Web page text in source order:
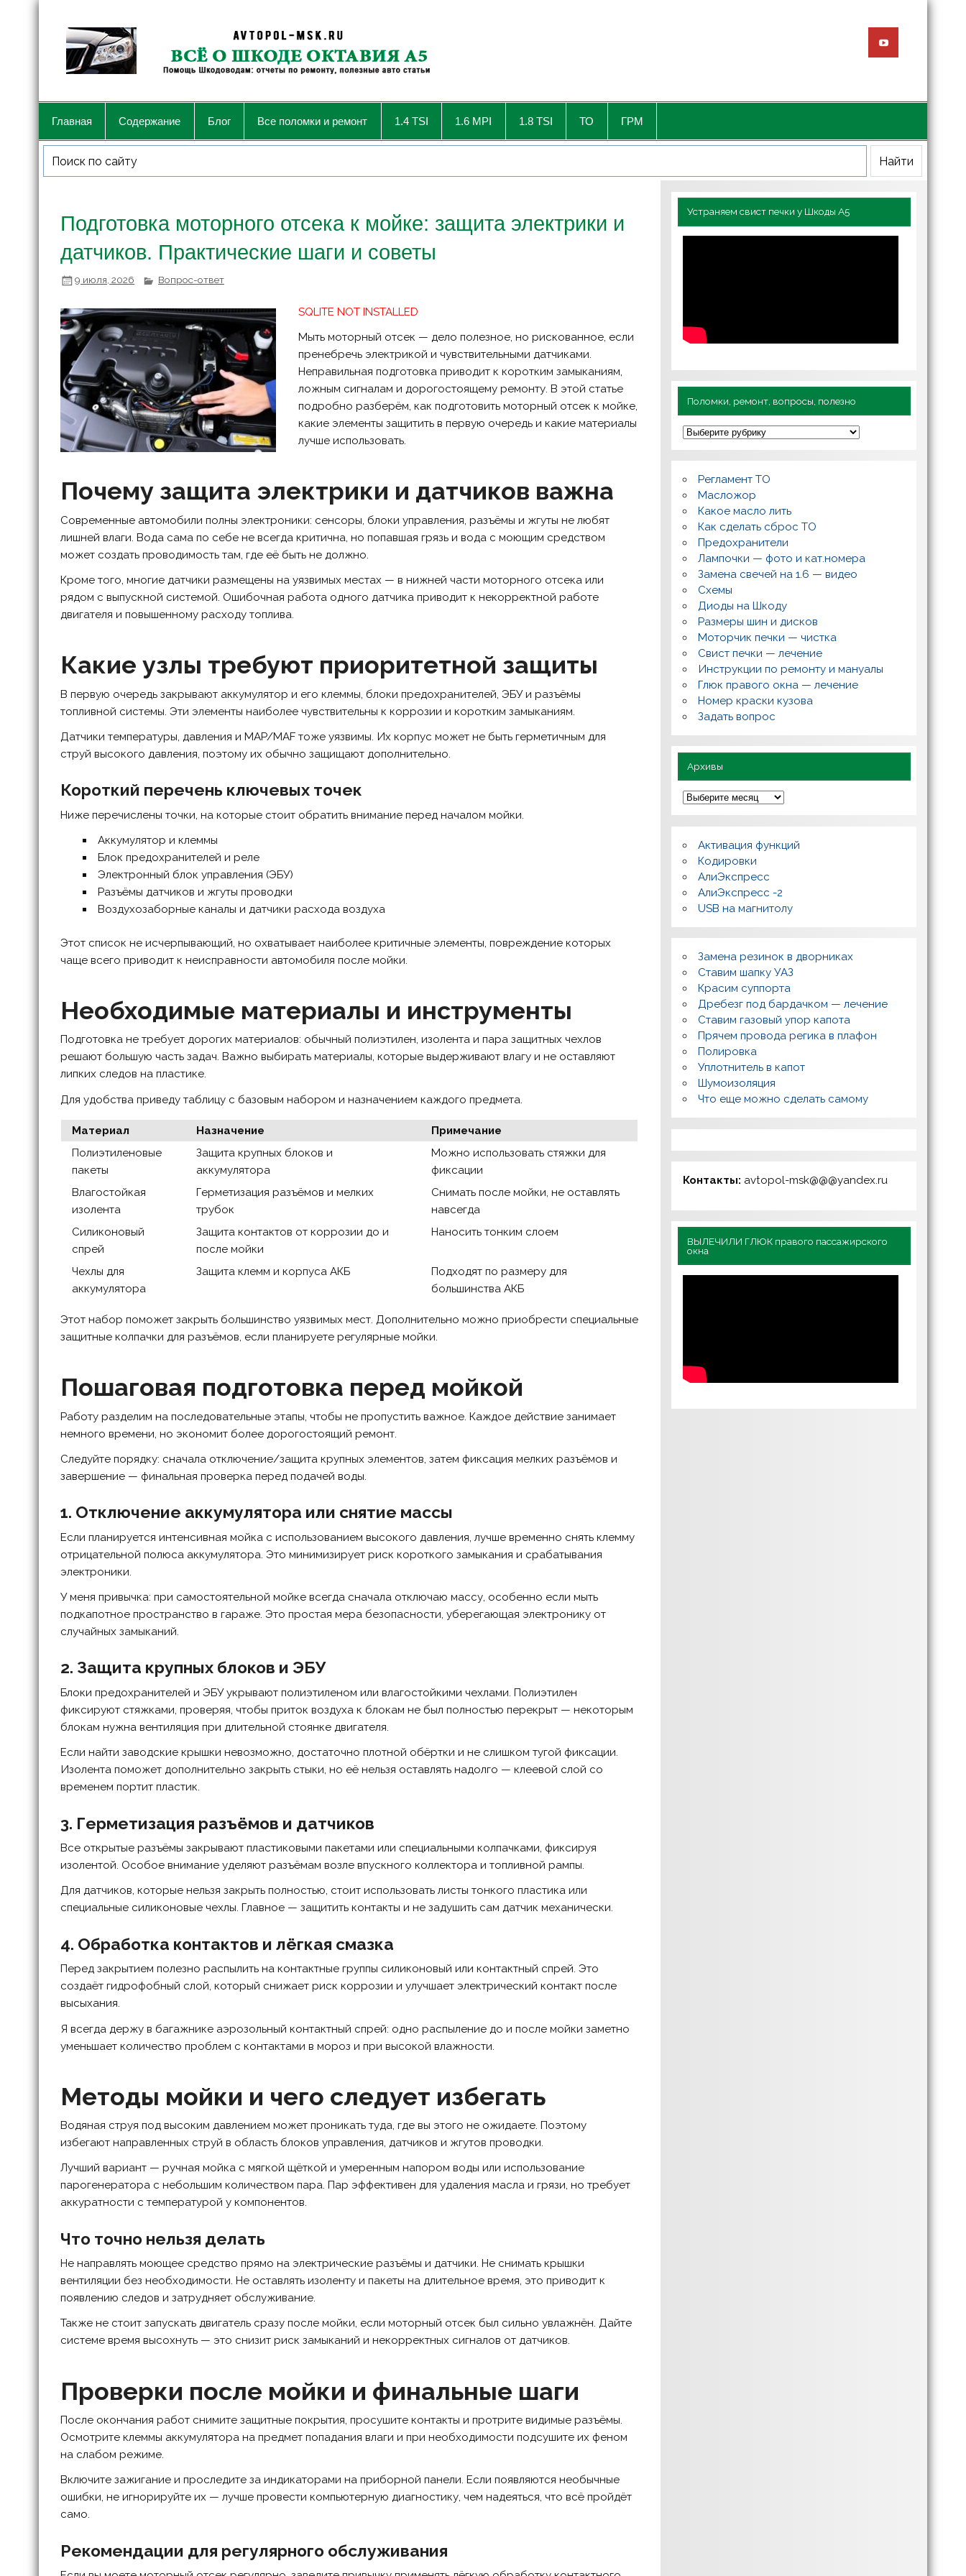
Главная Содержание Блог Все поломки и ремонт 1.4 TSI 1.6 MPI 1.8 TSI ТО ГРМ
Подготовка моторного отсека к мойке: защита электрики и
датчиков. Практические шаги и советы
9 июля, 2026 Вопрос-ответ
SQLITE NOT INSTALLED
Мыть моторный отсек — дело полезное, но рискованное, если
пренебречь электрикой и чувствительными датчиками.
Неправильная подготовка приводит к коротким замыканиям,
ложным сигналам и дорогостоящему ремонту. В этой статье
подробно разберём, как подготовить моторный отсек к мойке,
какие элементы защитить в первую очередь и какие материалы
лучше использовать.
Почему защита электрики и датчиков важна
Современные автомобили полны электроники: сенсоры, блоки управления, разъёмы и жгуты не любят
лишней влаги. Вода сама по себе не всегда критична, но попавшая грязь и вода с моющим средством
может создать проводимость там, где её быть не должно.
Кроме того, многие датчики размещены на уязвимых местах — в нижней части моторного отсека или
рядом с выпускной системой. Ошибочная работа одного датчика приводит к некорректной работе
двигателя и повышенному расходу топлива.
Какие узлы требуют приоритетной защиты
В первую очередь закрывают аккумулятор и его клеммы, блоки предохранителей, ЭБУ и разъёмы
топливной системы. Эти элементы наиболее чувствительны к коррозии и коротким замыканиям.
Датчики температуры, давления и MAP/MAF тоже уязвимы. Их корпус может не быть герметичным для
струй высокого давления, поэтому их обычно защищают дополнительно.
Короткий перечень ключевых точек
Ниже перечислены точки, на которые стоит обратить внимание перед началом мойки.
Аккумулятор и клеммы
Блок предохранителей и реле
Электронный блок управления (ЭБУ)
Разъёмы датчиков и жгуты проводки
Воздухозаборные каналы и датчики расхода воздуха
Этот список не исчерпывающий, но охватывает наиболее критичные элементы, повреждение которых
чаще всего приводит к неисправности автомобиля после мойки.
Необходимые материалы и инструменты
Подготовка не требует дорогих материалов: обычный полиэтилен, изолента и пара защитных чехлов
решают большую часть задач. Важно выбирать материалы, которые выдерживают влагу и не оставляют
липких следов на пластике.
Для удобства приведу таблицу с базовым набором и назначением каждого предмета.
Материал Назначение
Примечание
Полиэтиленовые
пакеты
Защита крупных блоков и
аккумулятора
Можно использовать стяжки для
фиксации
Влагостойкая
изолента
Герметизация разъёмов и мелких
трубок
Снимать после мойки, не оставлять
навсегда
Силиконовый
спрей
Защита контактов от коррозии до и
после мойки
Наносить тонким слоем
Чехлы для
аккумулятора
Защита клемм и корпуса АКБ
Подходят по размеру для
большинства АКБ
Этот набор поможет закрыть большинство уязвимых мест. Дополнительно можно приобрести специальные
защитные колпачки для разъёмов, если планируете регулярные мойки.
Пошаговая подготовка перед мойкой
Работу разделим на последовательные этапы, чтобы не пропустить важное. Каждое действие занимает
немного времени, но экономит более дорогостоящий ремонт.
Следуйте порядку: сначала отключение/защита крупных элементов, затем фиксация мелких разъёмов и
завершение — финальная проверка перед подачей воды.
1. Отключение аккумулятора или снятие массы
Если планируется интенсивная мойка с использованием высокого давления, лучше временно снять клемму
отрицательной полюса аккумулятора. Это минимизирует риск короткого замыкания и срабатывания
электроники.
У меня привычка: при самостоятельной мойке всегда сначала отключаю массу, особенно если мыть
подкапотное пространство в гараже. Это простая мера безопасности, уберегающая электронику от
случайных замыканий.
2. Защита крупных блоков и ЭБУ
Блоки предохранителей и ЭБУ укрывают полиэтиленом или влагостойкими чехлами. Полиэтилен
фиксируют стяжками, проверяя, чтобы приток воздуха к блокам не был полностью перекрыт — некоторым
блокам нужна вентиляция при длительной стоянке двигателя.
Если найти заводские крышки невозможно, достаточно плотной обёртки и не слишком тугой фиксации.
Изолента поможет дополнительно закрыть стыки, но её нельзя оставлять надолго — клеевой слой со
временем портит пластик.
3. Герметизация разъёмов и датчиков
Все открытые разъёмы закрывают пластиковыми пакетами или специальными колпачками, фиксируя
изолентой. Особое внимание уделяют разъёмам возле впускного коллектора и топливной рампы.
Для датчиков, которые нельзя закрыть полностью, стоит использовать листы тонкого пластика или
специальные силиконовые чехлы. Главное — защитить контакты и не задушить сам датчик механически.
4. Обработка контактов и лёгкая смазка
Перед закрытием полезно распылить на контактные группы силиконовый или контактный спрей. Это
создаёт гидрофобный слой, который снижает риск коррозии и улучшает электрический контакт после
высыхания.
Я всегда держу в багажнике аэрозольный контактный спрей: одно распыление до и после мойки заметно
уменьшает количество проблем с контактами в мороз и при высокой влажности.
Методы мойки и чего следует избегать
Водяная струя под высоким давлением может проникать туда, где вы этого не ожидаете. Поэтому
избегают направленных струй в область блоков управления, датчиков и жгутов проводки.
Лучший вариант — ручная мойка с мягкой щёткой и умеренным напором воды или использование
парогенератора с небольшим количеством пара. Пар эффективен для удаления масла и грязи, но требует
аккуратности с температурой у компонентов.
Что точно нельзя делать
Не направлять моющее средство прямо на электрические разъёмы и датчики. Не снимать крышки
вентиляции без необходимости. Не оставлять изоленту и пакеты на длительное время, это приводит к
появлению следов и затрудняет обслуживание.
Также не стоит запускать двигатель сразу после мойки, если моторный отсек был сильно увлажнён. Дайте
системе время высохнуть — это снизит риск замыканий и некорректных сигналов от датчиков.
Проверки после мойки и финальные шаги
После окончания работ снимите защитные покрытия, просушите контакты и протрите видимые разъёмы.
Осмотрите клеммы аккумулятора на предмет попадания влаги и при необходимости подсушите их феном
на слабом режиме.
Включите зажигание и проследите за индикаторами на приборной панели. Если появляются необычные
ошибки, не игнорируйте их — лучше провести компьютерную диагностику, чем надеяться, что всё пройдёт
само.
Рекомендации для регулярного обслуживания
Устраняем свист печки у Шкоды А5
Поломки, ремонт, вопросы, полезно
П
о
л
о
к
и
р
е
м
о
н
т
,
в
о
р
о
ы
,
о
л
з
Регламент ТО
Масложор
Какое масло лить
Как сделать сброс ТО
Предохранители
Лампочки — фото и кат.номера
Замена свечей на 1.6 — видео
Схемы
Диоды на Шкоду
Размеры шин и дисков
Моторчик печки — чистка
Свист печки — лечение
Инструкции по ремонту и мануалы
Глюк правого окна — лечение
Номер краски кузова
Задать вопрос
Архивы
А
р
х
и
ы
Активация функций
Кодировки
АлиЭкспресс
АлиЭкспресс -2
USB на магнитолу
Замена резинок в дворниках
Ставим шапку УАЗ
Красим суппорта
Дребезг под бардачком — лечение
Ставим газовый упор капота
Прячем провода регика в плафон
Полировка
Уплотнитель в капот
Шумоизоляция
Что еще можно сделать самому
Контакты: avtopol-msk@@@yandex.ru
ВЫЛЕЧИЛИ ГЛЮК правого пассажирского
окна